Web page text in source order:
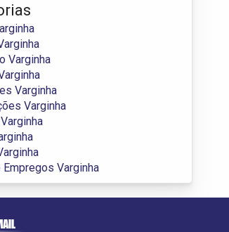
Varginha
Varginha
Varginha
Varginha